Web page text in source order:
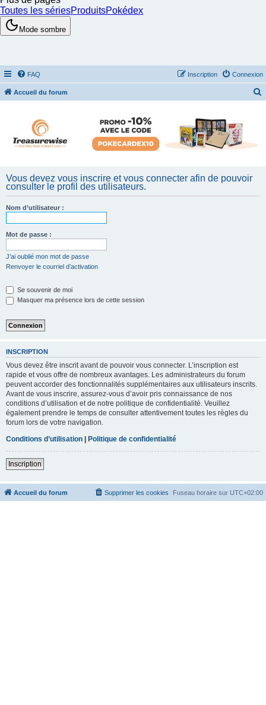
FAQ Connexion
Inscription
Accueil du forum
Vous devez vous inscrire et vous connecter afin de pouvoir
consulter le profil des utilisateurs.
Nom d’utilisateur :
Mot de passe :
J’ai oublié mon mot de passe
Renvoyer le courriel d’activation
Se souvenir de moi
Masquer ma présence lors de cette session
INSCRIPTION
Vous devez être inscrit avant de pouvoir vous connecter. L’inscription est
rapide et vous offre de nombreux avantages. Les administrateurs du forum
peuvent accorder des fonctionnalités supplémentaires aux utilisateurs inscrits.
Avant de vous inscrire, assurez-vous d’avoir pris connaissance de nos
conditions d’utilisation et de notre politique de confidentialité. Veuillez
également prendre le temps de consulter attentivement toutes les règles du
forum lors de votre navigation.
Conditions d’utilisation
Politique de confidentialité
Inscription
Accueil du forum Fuseau horaire sur UTC+02:00
Supprimer les cookies